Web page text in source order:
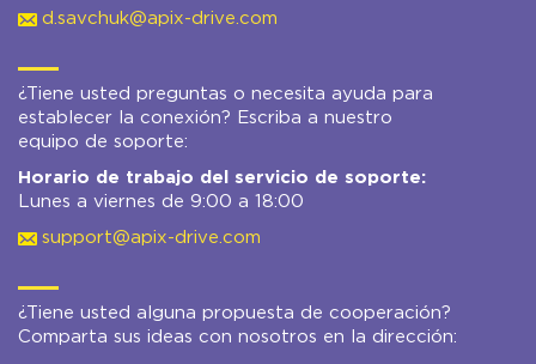
d.savchuk@apix-drive.com
¿Tiene usted preguntas o necesita ayuda para
establecer la conexión? Escriba a nuestro
equipo de soporte:
Horario de trabajo del servicio de soporte:
Lunes a viernes de 9:00 a 18:00
support@apix-drive.com
¿Tiene usted alguna propuesta de cooperación?
Comparta sus ideas con nosotros en la dirección: